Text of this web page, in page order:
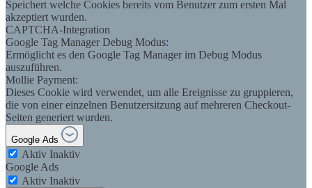
Speichert welche Cookies bereits vom Benutzer zum ersten Mal
akzeptiert wurden.
CAPTCHA-Integration
Google Tag Manager Debug Modus:
Ermöglicht es den Google Tag Manager im Debug Modus
auszuführen.
Mollie Payment:
Dieses Cookie wird verwendet, um alle Ereignisse zu gruppieren,
die von einer einzelnen Benutzersitzung auf mehreren Checkout-
Seiten generiert wurden.
Google Ads
Aktiv Inaktiv
Google Ads
Aktiv Inaktiv